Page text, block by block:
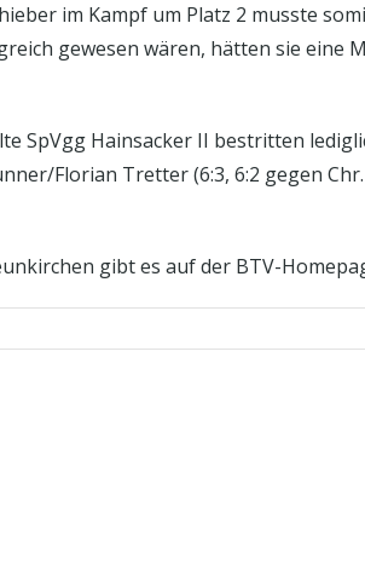
im Kampf um Platz 2 musste
gewesen wären, hätten sie eine
SpVgg Hainsacker II bestritten
Florian Tretter (6:3, 6:2 gegen
gibt es auf der BTV-